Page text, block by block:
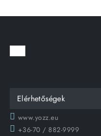
Elérhetőségek
www.yozz.eu
+36-70 / 882-9999